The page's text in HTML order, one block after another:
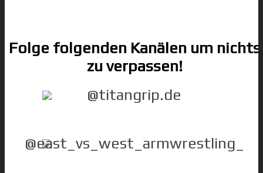
Folge folgenden Kanälen um nichts
zu verpassen!
@titangrip.de
@east_vs_west_armwrestling_